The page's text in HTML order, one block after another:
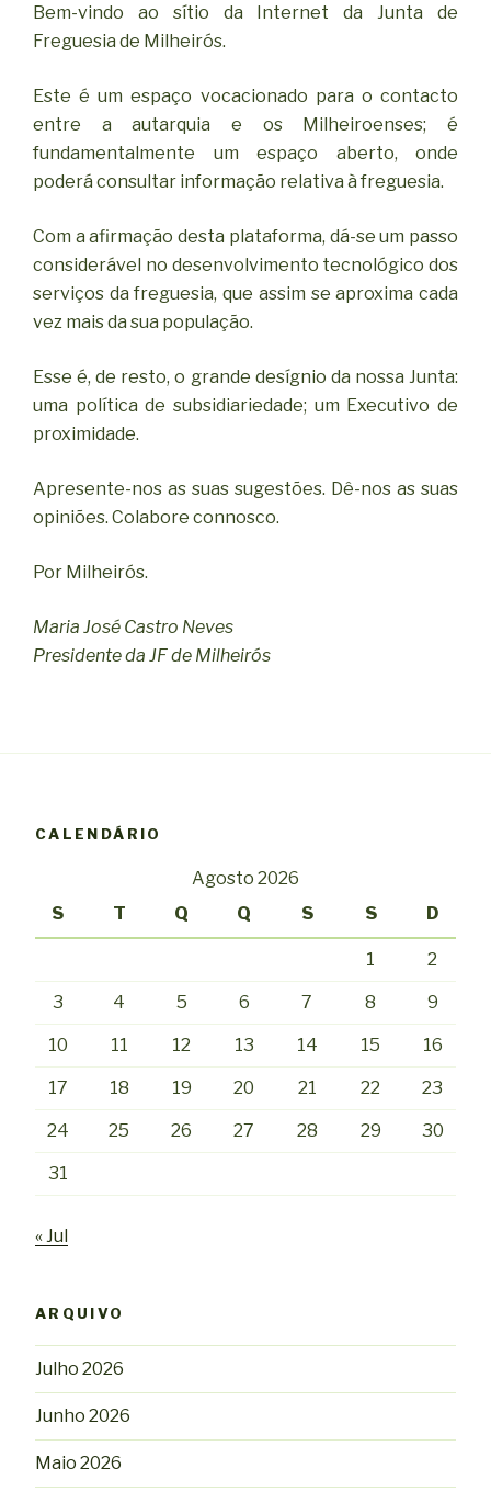
Bem-vindo ao sítio da Internet da Junta de
Freguesia de Milheirós.
Este é um espaço vocacionado para o contacto
entre a autarquia e os Milheiroenses; é
fundamentalmente um espaço aberto, onde
poderá consultar informação relativa à freguesia.
Com a afirmação desta plataforma, dá-se um passo
considerável no desenvolvimento tecnológico dos
serviços da freguesia, que assim se aproxima cada
vez mais da sua população.
Esse é, de resto, o grande desígnio da nossa Junta:
uma política de subsidiariedade; um Executivo de
proximidade.
Apresente-nos as suas sugestões. Dê-nos as suas
opiniões. Colabore connosco.
Por Milheirós.
Maria José Castro Neves
Presidente da JF de Milheirós
CALENDÁRIO
Agosto 2026
S
T Q Q S S D
1 2
3 4 5 6 7 8 9
10 11 12 13 14 15 16
17 18 19 20 21 22 23
24 25 26 27 28 29 30
31
« Jul
ARQUIVO
Julho 2026
Junho 2026
Maio 2026